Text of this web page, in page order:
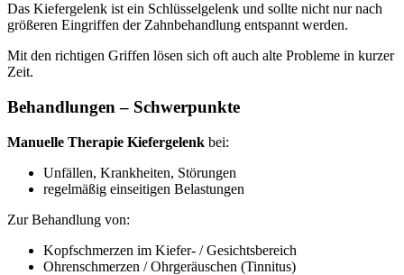
Das Kiefergelenk ist ein Schlüsselgelenk und sollte nicht nur nach
größeren Eingriffen der Zahnbehandlung entspannt werden.
Mit den richtigen Griffen lösen sich oft auch alte Probleme in kurzer
Zeit.
Behandlungen – Schwerpunkte
Manuelle Therapie Kiefergelenk bei:
Unfällen, Krankheiten, Störungen
regelmäßig einseitigen Belastungen
Zur Behandlung von:
Kopfschmerzen im Kiefer- / Gesichtsbereich
Ohrenschmerzen / Ohrgeräuschen (Tinnitus)